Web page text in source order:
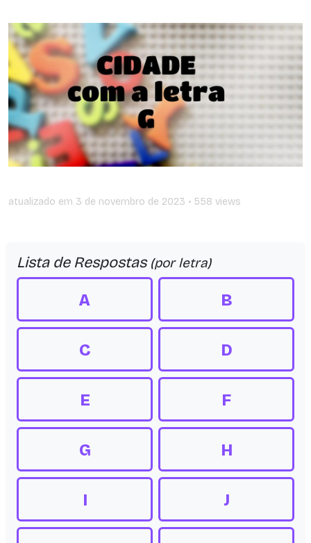
atualizado em 3 de novembro de 2023 • 558 views
Lista de Respostas (por letra)
A B
C D
E F
G H
I J